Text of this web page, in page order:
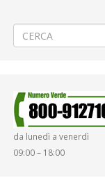
da lunedì a venerdì
09:00 – 18:00